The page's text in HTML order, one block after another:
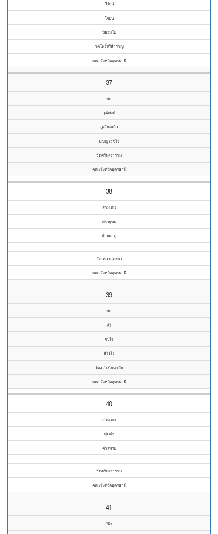
วิรัตน์
ใจมั่น
ปิยธมฺโม
วัดโพธิ์ศรีสำราญ
คณะจังหวัดอุดรธานี
37
พระ
วุฒิพงษ์
ภูเวียงแก้ว
ปญฺญาวชิโร
วัดศรีนคราราม
คณะจังหวัดอุดรธานี
38
สามเณร
ศรายุทธ
ฝ่ายธาตุ
วัดนรวาสคงคา
คณะจังหวัดอุดรธานี
39
พระ
ศิริ
จับใจ
สิริธโร
วัดสว่างโยมาลัย
คณะจังหวัดอุดรธานี
40
สามเณร
ศุภณัฐ
คำสุพรม
วัดศรีนคราราม
คณะจังหวัดอุดรธานี
41
พระ